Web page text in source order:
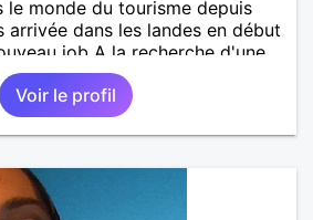
le monde du tourisme depuis
arrivée dans les landes en début
job A la recherche d'une
découvrir, partager et pourquoi
quelqu'un d'humain, sociable
taquinerie ;) Au plaisir :)
Voir le profil